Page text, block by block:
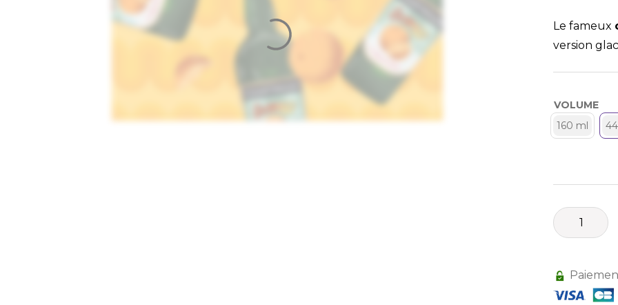
Le fameux
version
VOLUME
160 ml
quantité
de
plein
fruit